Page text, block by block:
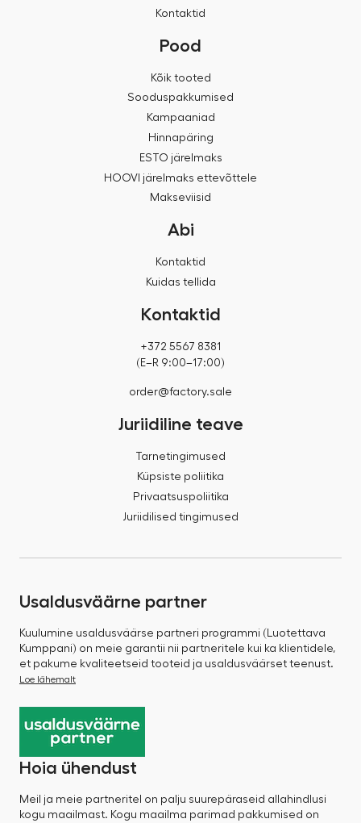
Kontaktid
Pood
Kõik tooted
Sooduspakkumised
Kampaaniad
Hinnapäring
ESTO järelmaks
HOOVI järelmaks ettevõttele
Makseviisid
Abi
Kontaktid
Kuidas tellida
Kontaktid
+372 5567 8381
(E–R 9:00–17:00)
order@factory.sale
Juriidiline teave
Tarnetingimused
Küpsiste poliitika
Privaatsuspoliitika
Juriidilised tingimused
Usaldusväärne partner
Kuulumine usaldusväärse partneri programmi (Luotettava
Kumppani) on meie garantii nii partneritele kui ka klientidele,
et pakume kvaliteetseid tooteid ja usaldusväärset teenust.
Loe lähemalt
Hoia ühendust
Meil ja meie partneritel on palju suurepäraseid allahindlusi
kogu maailmast. Kogu maailma parimad pakkumised on